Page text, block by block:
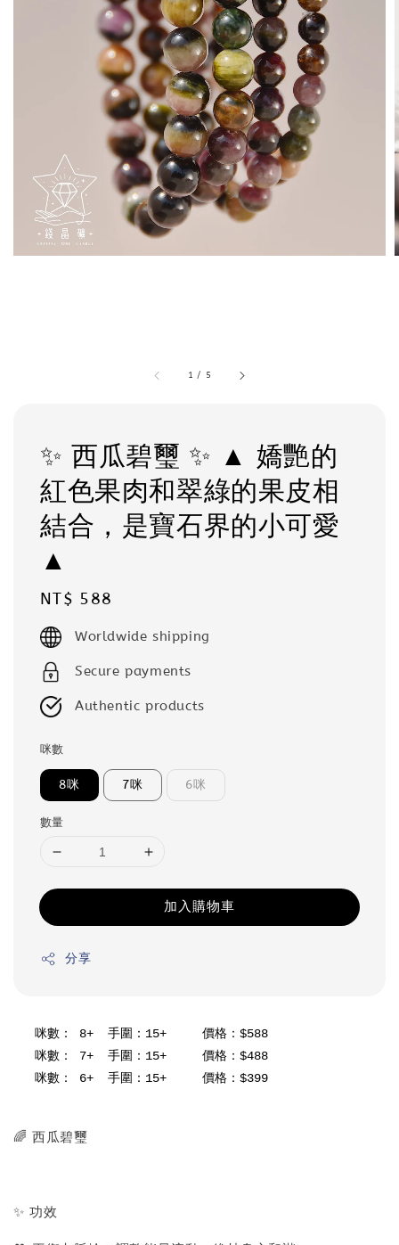
1 / 5
✨ 西瓜碧璽 ✨ ▲ 嬌艷的
紅色果肉和翠綠的果皮相
結合，是寶石界的小可愛
▲
Regular
price
NT$ 588
Worldwide shipping
Secure payments
Authentic products
咪數
8咪 7咪 6咪
數量
加入購物車
分享
🌈 西瓜碧璽
✨ 功效